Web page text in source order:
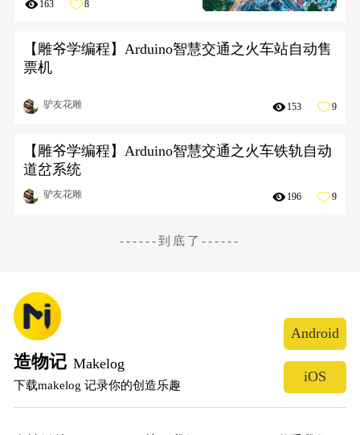
163 8
【雕爷学编程】Arduino智慧交通之火车站自动售
票机
驴友花雕 153 9
【雕爷学编程】Arduino智慧交通之火车铁轨自动
道岔系统
驴友花雕 196 9
------到底了------
造物记 Makelog
下载makelog 记录你的创造乐趣
Android
iOS